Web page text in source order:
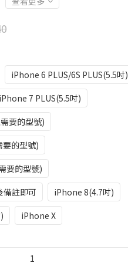
iPhone 6 PLUS/6S PLUS(5.5吋)
7 PLUS(5.5吋)
要的型號)
的型號)
要的型號)
備註即可
iPhone 8(4.7吋)
iPhone X